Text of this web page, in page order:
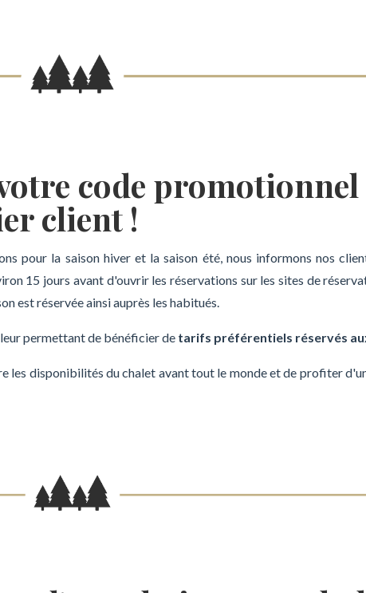
code promotionnel
client !
pour la saison hiver et la saison été, nous informons nos
15 jours avant d'ouvrir les réservations sur les sites de
est réservée ainsi auprès les habitués.
leur permettant de bénéficier de tarifs préférentiels réservés
les disponibilités du chalet avant tout le monde et de profiter